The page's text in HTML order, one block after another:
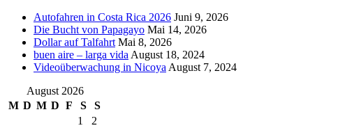
Autofahren in Costa Rica 2026 Juni 9, 2026
Die Bucht von Papagayo Mai 14, 2026
Dollar auf Talfahrt Mai 8, 2026
buen aire – larga vida August 18, 2024
Videoüberwachung in Nicoya August 7, 2024
August 2026
M D M D F S
S
1
2